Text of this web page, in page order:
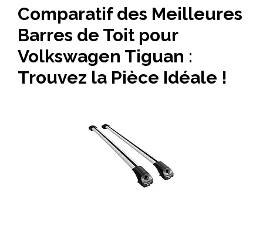
Comparatif des Meilleures
Barres de Toit pour
Volkswagen Tiguan :
Trouvez la Pièce Idéale !